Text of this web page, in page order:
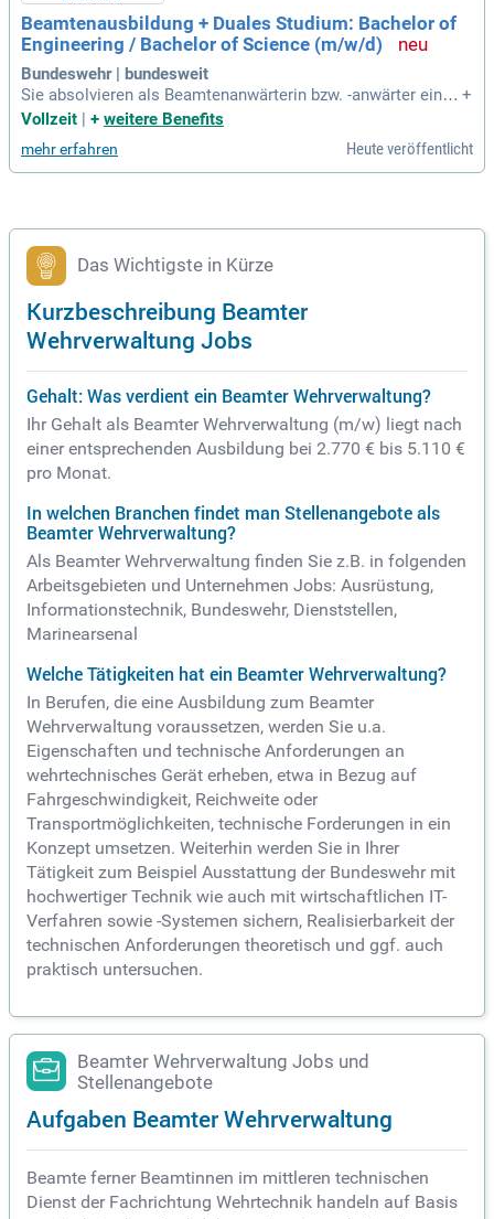
Beamtenausbildung + Duales Studium: Bachelor of
Engineering / Bachelor of Science (m/w/d)
Bundeswehr | bundesweit
Sie absolvieren als Beamtenanwärterin bzw. -anwärter ein d
uales Studium. Neben dem technischen Studium an einer öf
Laufbahnausbildung in der Bundeswehrverwaltung.
+
Vollzeit | + weitere Benefits
mehr erfahren Heute veröffentlicht
Das Wichtigste in Kürze
Kurzbeschreibung Beamter
Wehrverwaltung Jobs
Gehalt: Was verdient ein Beamter Wehrverwaltung?
Ihr Gehalt als Beamter Wehrverwaltung (m/w) liegt nach
einer entsprechenden Ausbildung bei 2.770 € bis 5.110 €
pro Monat.
In welchen Branchen findet man Stellenangebote als
Beamter Wehrverwaltung?
Als Beamter Wehrverwaltung finden Sie z.B. in folgenden
Arbeitsgebieten und Unternehmen Jobs: Ausrüstung,
Informationstechnik, Bundeswehr, Dienststellen,
Marinearsenal
Welche Tätigkeiten hat ein Beamter Wehrverwaltung?
In Berufen, die eine Ausbildung zum Beamter
Wehrverwaltung voraussetzen, werden Sie u.a.
Eigenschaften und technische Anforderungen an
wehrtechnisches Gerät erheben, etwa in Bezug auf
Fahrgeschwindigkeit, Reichweite oder
Transportmöglichkeiten, technische Forderungen in ein
Konzept umsetzen. Weiterhin werden Sie in Ihrer
Tätigkeit zum Beispiel Ausstattung der Bundeswehr mit
hochwertiger Technik wie auch mit wirtschaftlichen IT-
Verfahren sowie -Systemen sichern, Realisierbarkeit der
technischen Anforderungen theoretisch und ggf. auch
praktisch untersuchen.
Beamter Wehrverwaltung Jobs und
Stellenangebote
Aufgaben Beamter Wehrverwaltung
Beamte ferner Beamtinnen im mittleren technischen
Dienst der Fachrichtung Wehrtechnik handeln auf Basis